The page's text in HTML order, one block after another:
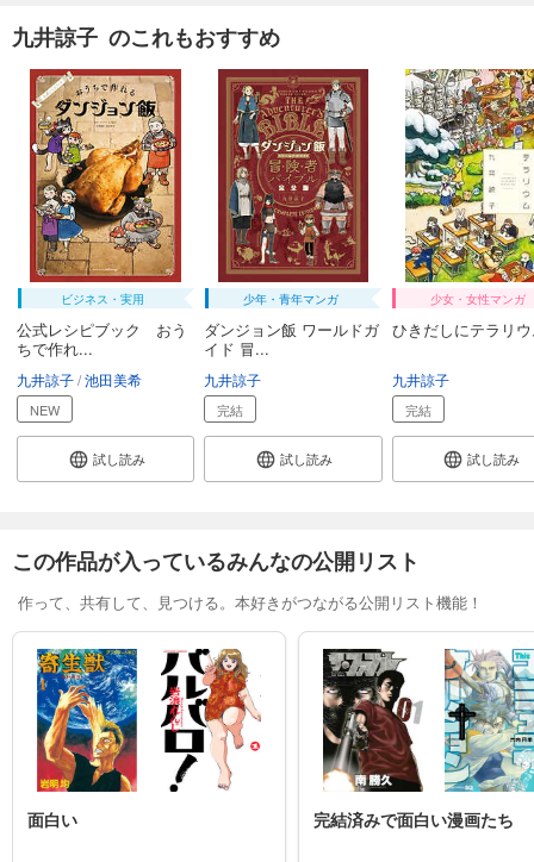
九井諒子 のこれもおすすめ
ビジネス・実用
公式レシピブック おう
ちで作れ...
九井諒子 池田美希
NEW
試し読み
少年・青年マンガ
ダンジョン飯 ワールドガ
イド 冒...
九井諒子
完結
試し読み
少女・女性マンガ
ひきだしにテラリ
九井諒子
完結
試し読み
この作品が入っているみんなの公開リスト
作って、共有して、見つける。本好きがつながる公開リスト機能！
面白い 完結済みで面白い漫画たち